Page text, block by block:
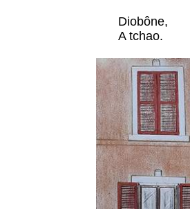
Diobône,
A tchao.